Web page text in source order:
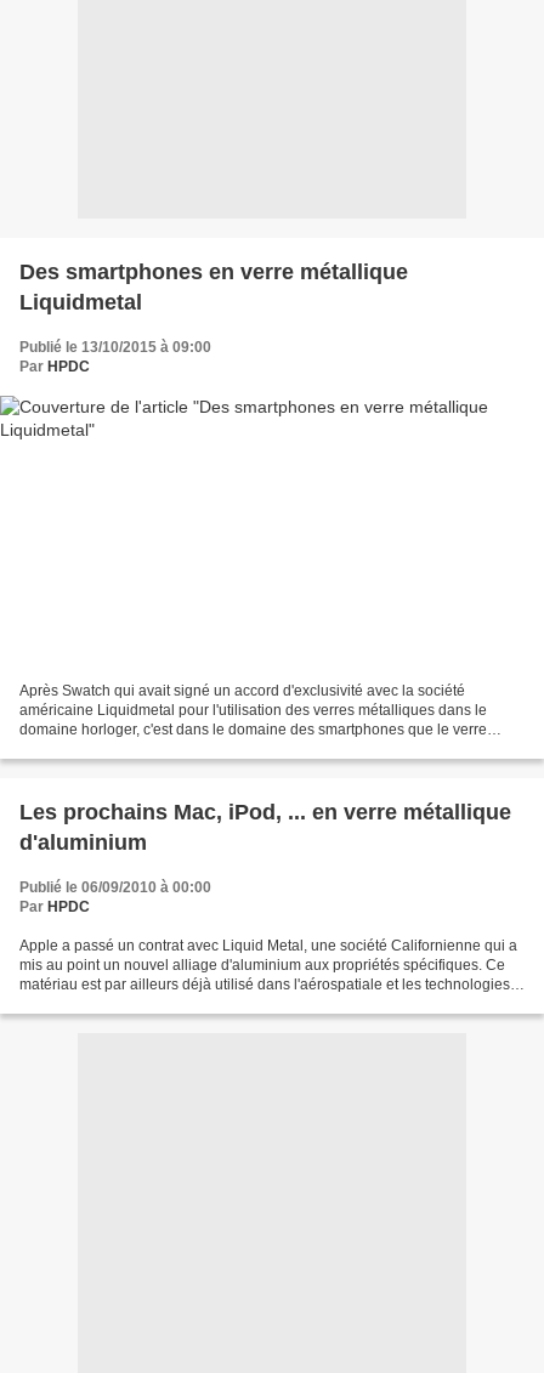
Des smartphones en verre métallique
Liquidmetal
Publié le 13/10/2015 à 09:00
Par HPDC
Après Swatch qui avait signé un accord d'exclusivité avec la société
américaine Liquidmetal pour l'utilisation des verres métalliques dans le
domaine horloger, c'est dans le domaine des smartphones que le verre
Les prochains Mac, iPod, ... en verre métallique
d'aluminium
Publié le 06/09/2010 à 00:00
Par HPDC
Apple a passé un contrat avec Liquid Metal, une société Californienne qui a
mis au point un nouvel alliage d'aluminium aux propriétés spécifiques. Ce
matériau est par ailleurs déjà utilisé dans l'aérospatiale et les technologies